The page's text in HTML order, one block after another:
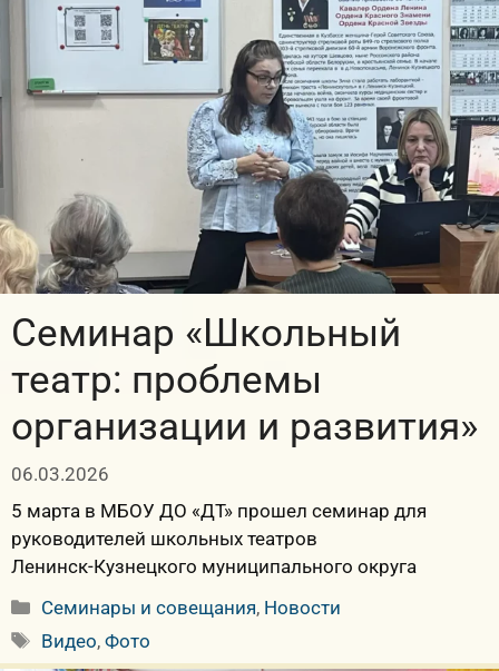
Семинар «Школьный
театр: проблемы
организации и развития»
06.03.2026
5 марта в МБОУ ДО «ДТ» прошел семинар для
руководителей школьных театров
Ленинск‑Кузнецкого муниципального округа
Рубрики
Семинары и совещания, Новости
Метки
Видео,Фото